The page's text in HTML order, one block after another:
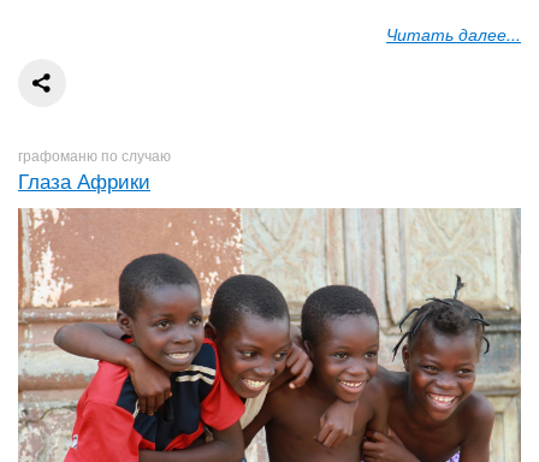
Читать далее...
графоманю по случаю
Глаза Африки